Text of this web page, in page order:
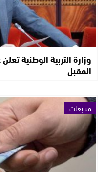
وزارة التربية الوطنية
المقبل
متابعات